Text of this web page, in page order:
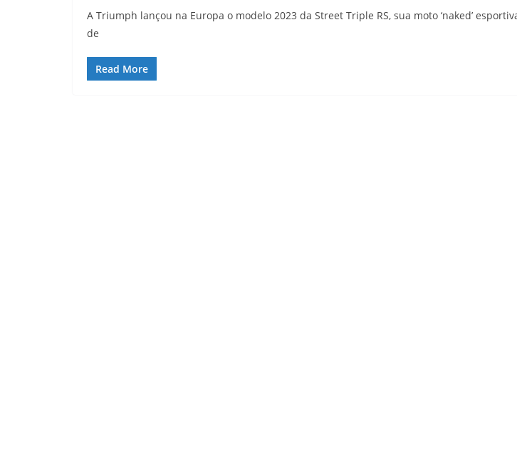
A Triumph lançou na Europa o modelo 2023 da Street Triple RS, sua moto ‘naked’
de
Read More